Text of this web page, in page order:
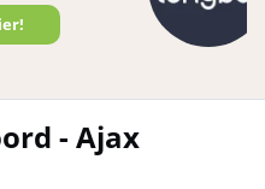
- Ajax